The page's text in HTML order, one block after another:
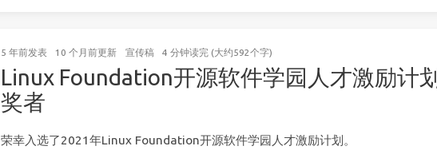
5 年前发表 10 个月前更新 宣传稿 4 分钟读完 (大约592个字)
Linux Foundation开源软件学园人才激励计
奖者
荣幸入选了2021年Linux Foundation开源软件学园人才激励计划。